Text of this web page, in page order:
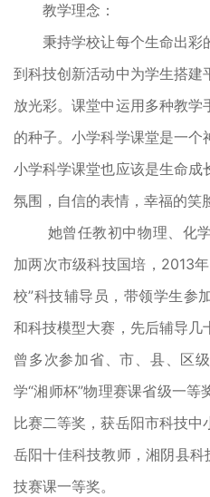
教学理念：
秉持学校让每个生命出彩
到科技创新活动中为学生搭建
放光彩。课堂中运用多种教
的种子。小学科学课堂是一个
小学科学课堂也应该是生命成
氛围，自信的表情，幸福的笑
她曾任教初中物理、化
加两次市级科技国培， 2013
校”科技辅导员，带领学生参
和科技模型大赛，先后辅导几
曾多次参加省、市、县、区
学“湘师杯”物理赛课省级一
比赛二等奖，获岳阳市科技
岳阳十佳科技教师，湘阴县科
技赛课一等奖。